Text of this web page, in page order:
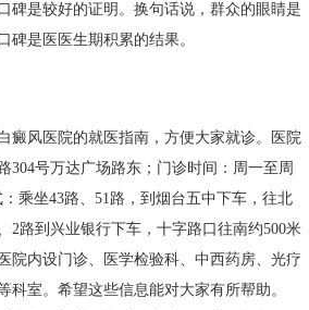
碑是较好的证明。换句话说，群众的眼睛是
碑是医医生期积累的结果。
癜风医院的就医指南，方便大家就诊。医院
304号万达广场路东；门诊时间：周一至周
：乘坐43路、51路，到烟台五中下车，往北
2路到兴业银行下车，十字路口往南约500米
院内设门诊、医学检验科、中西药房、光疗
科室。希望这些信息能对大家有所帮助。